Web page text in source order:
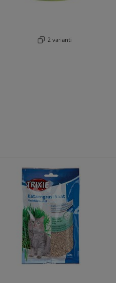
2 varianti